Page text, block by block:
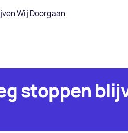
Wij Doorgaan
stoppen